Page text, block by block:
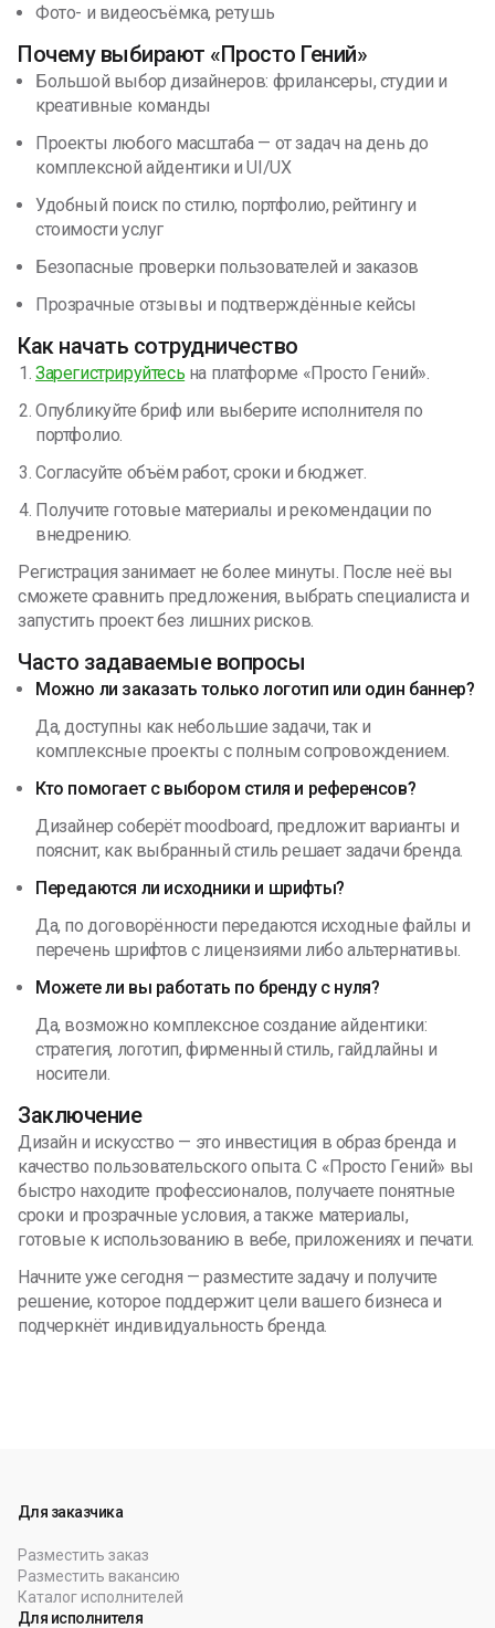
Фото- и видеосъёмка, ретушь
Почему выбирают «Просто Гений»
Большой выбор дизайнеров: фрилансеры, студии и
креативные команды
Проекты любого масштаба — от задач на день до
комплексной айдентики и UI/UX
Удобный поиск по стилю, портфолио, рейтингу и
стоимости услуг
Безопасные проверки пользователей и заказов
Прозрачные отзывы и подтверждённые кейсы
Как начать сотрудничество
Зарегистрируйтесь на платформе «Просто Гений».
Опубликуйте бриф или выберите исполнителя по
портфолио.
Согласуйте объём работ, сроки и бюджет.
Получите готовые материалы и рекомендации по
внедрению.
Регистрация занимает не более минуты. После неё вы
сможете сравнить предложения, выбрать специалиста и
запустить проект без лишних рисков.
Часто задаваемые вопросы
Можно ли заказать только логотип или один баннер?
Да, доступны как небольшие задачи, так и
комплексные проекты с полным сопровождением.
Кто помогает с выбором стиля и референсов?
Дизайнер соберёт moodboard, предложит варианты и
пояснит, как выбранный стиль решает задачи бренда.
Передаются ли исходники и шрифты?
Да, по договорённости передаются исходные файлы и
перечень шрифтов с лицензиями либо альтернативы.
Можете ли вы работать по бренду с нуля?
Да, возможно комплексное создание айдентики:
стратегия, логотип, фирменный стиль, гайдлайны и
носители.
Заключение
Дизайн и искусство — это инвестиция в образ бренда и
качество пользовательского опыта. С «Просто Гений» вы
быстро находите профессионалов, получаете понятные
сроки и прозрачные условия, а также материалы,
готовые к использованию в вебе, приложениях и печати.
Начните уже сегодня — разместите задачу и получите
решение, которое поддержит цели вашего бизнеса и
подчеркнёт индивидуальность бренда.
Для заказчика
Разместить заказ
Разместить вакансию
Каталог исполнителей
Для исполнителя